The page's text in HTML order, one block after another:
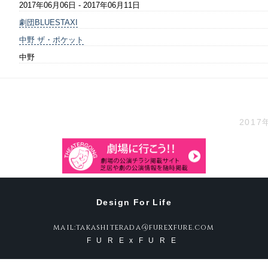
2017年06月06日 - 2017年06月11日
劇団BLUESTAXI
中野 ザ・ポケット
中野
2017
Design For Life
mail:takashiterada@furexfure.com
FURExFURE